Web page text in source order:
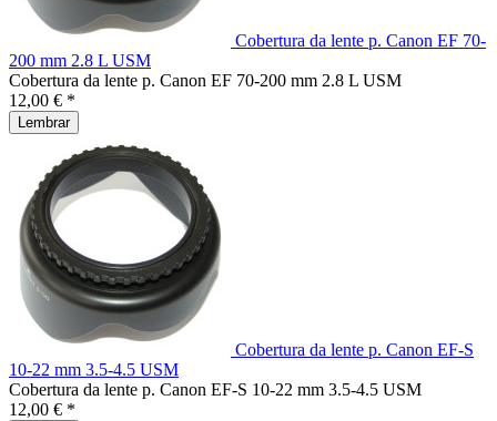
Cobertura da lente p. Canon EF 70-
200 mm 2.8 L USM
Cobertura da lente p. Canon EF 70-200 mm 2.8 L USM
12,00 € *
Lembrar
Cobertura da lente p. Canon EF-S
10-22 mm 3.5-4.5 USM
Cobertura da lente p. Canon EF-S 10-22 mm 3.5-4.5 USM
12,00 € *